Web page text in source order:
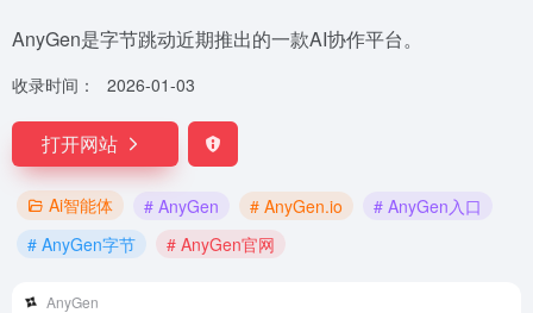
AnyGen是字节跳动近期推出的一款AI协作平台。
收录时间： 2026-01-03
打开网站
Ai智能体 # AnyGen # AnyGen.io
# AnyGen入口
# AnyGen字节
# AnyGen官网
AnyGen